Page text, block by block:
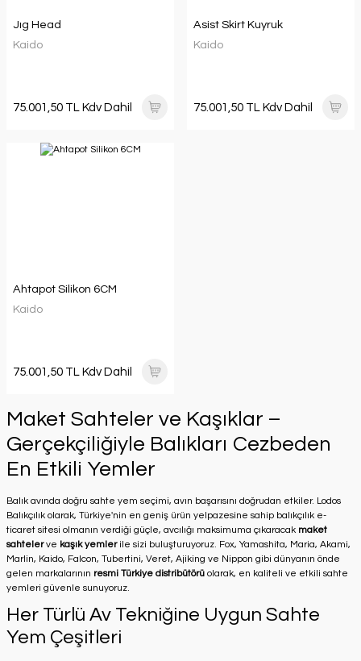
Jıg Head
Kaido
75.001,50 TL Kdv Dahil
Asist Skirt Kuyruk
Kaido
75.001,50 TL Kdv Dahil
Ahtapot Silikon 6CM
Kaido
75.001,50 TL Kdv Dahil
Maket Sahteler ve Kaşıklar –
Gerçekçiliğiyle Balıkları Cezbeden
En Etkili Yemler
Balık avında doğru sahte yem seçimi, avın başarısını doğrudan etkiler. Lodos
Balıkçılık olarak, Türkiye'nin en geniş ürün yelpazesine sahip balıkçılık e-
ticaret sitesi olmanın verdiği güçle, avcılığı maksimuma çıkaracak maket
sahtelerve kaşık yemlerile sizi buluşturuyoruz. Fox, Yamashita, Maria, Akami,
Marlin, Kaido, Falcon, Tubertini, Veret, Ajiking ve Nippon gibi dünyanın önde
gelen markalarının resmi Türkiye distribütörü olarak, en kaliteli ve etkili sahte
yemleri güvenle sunuyoruz.
Her Türlü Av Tekniğine Uygun Sahte
Yem Çeşitleri